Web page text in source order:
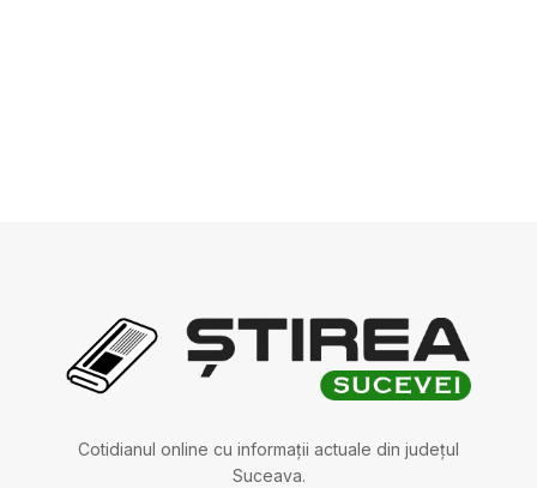
Cotidianul online cu informații actuale din județul
Suceava.